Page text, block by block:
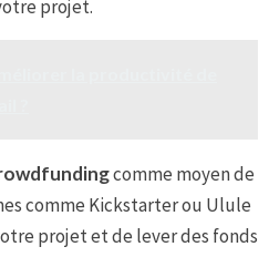
projet.
comme moyen de
comme Kickstarter ou Ulule
projet et de lever des fonds